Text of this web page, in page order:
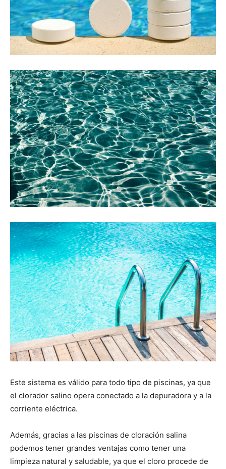
Este sistema es válido para todo tipo de piscinas, ya que
el clorador salino opera conectado a la depuradora y a la
corriente eléctrica.
Además, gracias a las piscinas de cloración salina
podemos tener grandes ventajas como tener una
limpieza natural y saludable, ya que el cloro procede de